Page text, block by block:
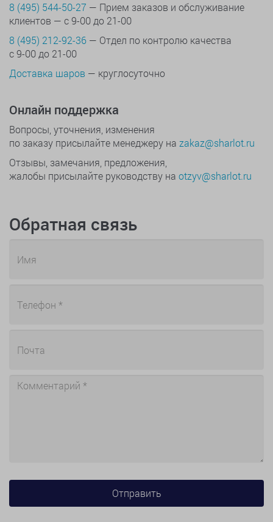
8 (495) 544-50-27 — Прием заказов и обслуживание
клиентов — с 9-00 до 21-00
8 (495) 212-92-36 — Отдел по контролю качества
с 9-00 до 21-00
Доставка шаров — круглосуточно
Онлайн поддержка
Вопросы, уточнения, изменения
по заказу присылайте менеджеру на zakaz@sharlot.ru
Отзывы, замечания, предложения,
жалобы присылайте руководству на otzyv@sharlot.ru
Обратная связь